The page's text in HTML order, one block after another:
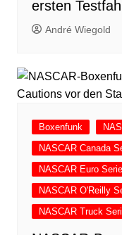
ersten
André Wiegold
Boxenfunk
NASCAR Canada
NASCAR Euro
NASCAR O'Reilly
NASCAR Truck